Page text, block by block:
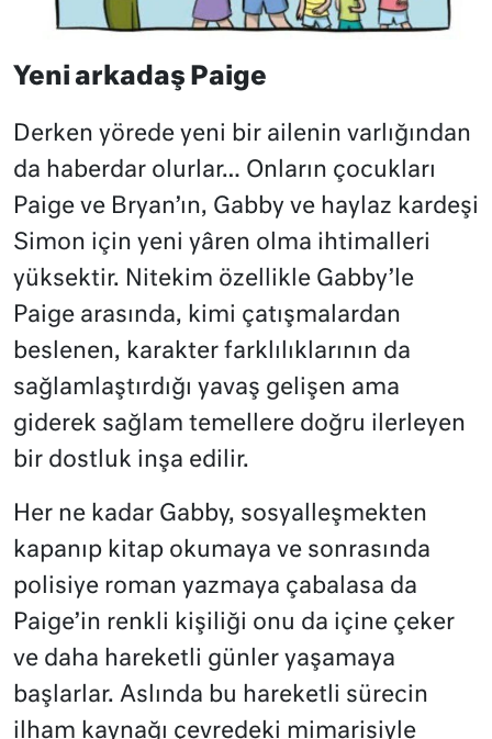
Yeni arkadaş Paige
Derken yörede yeni bir ailenin varlığından
da haberdar olurlar… Onların çocukları
Paige ve Bryan’ın, Gabby ve haylaz kardeşi
Simon için yeni yâren olma ihtimalleri
yüksektir. Nitekim özellikle Gabby’le
Paige arasında, kimi çatışmalardan
beslenen, karakter farklılıklarının da
sağlamlaştırdığı yavaş gelişen ama
giderek sağlam temellere doğru ilerleyen
bir dostluk inşa edilir.
Her ne kadar Gabby, sosyalleşmekten
kapanıp kitap okumaya ve sonrasında
polisiye roman yazmaya çabalasa da
Paige’in renkli kişiliği onu da içine çeker
ve daha hareketli günler yaşamaya
başlarlar. Aslında bu hareketli sürecin
ilham kaynağı çevredeki mimarisiyle